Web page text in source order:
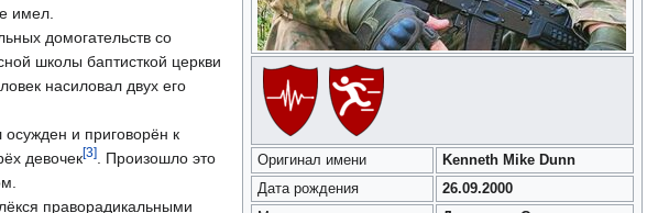
Оригинал имени
Kenneth Mike Dunn
Дата рождения
26.09.2000
имел.
домогательств со
школы баптисткой церкви
насиловал двух его
и приговорён к
девочек[3]. Произошло это
праворадикальными